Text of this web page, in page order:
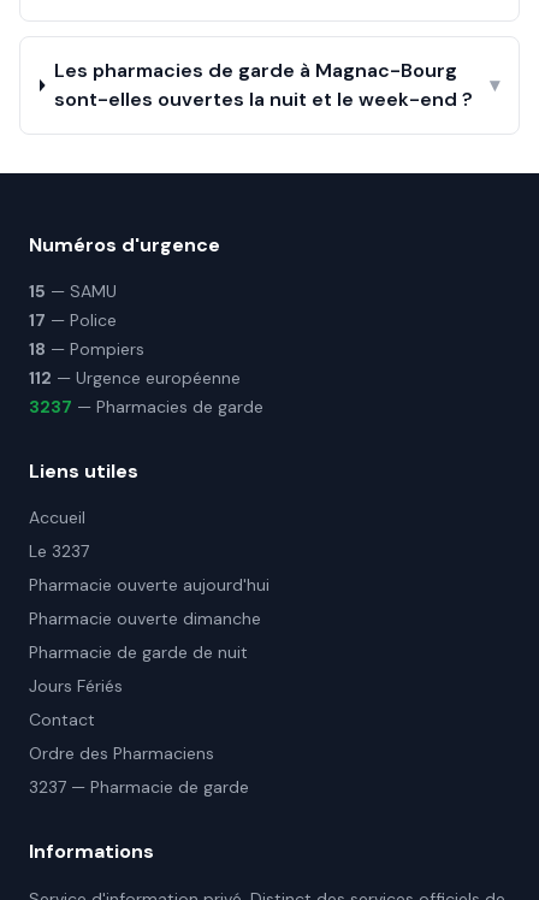
Les pharmacies de garde à Magnac-Bourg
sont-elles ouvertes la nuit et le week-end ?
▾
Numéros d'urgence
15 — SAMU
17 — Police
18 — Pompiers
112 — Urgence européenne
3237 — Pharmacies de garde
Liens utiles
Accueil
Le 3237
Pharmacie ouverte aujourd'hui
Pharmacie ouverte dimanche
Pharmacie de garde de nuit
Jours Fériés
Contact
Ordre des Pharmaciens
3237 — Pharmacie de garde
Informations